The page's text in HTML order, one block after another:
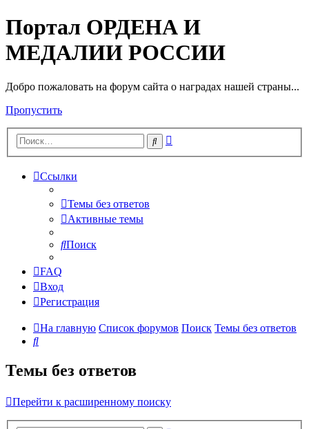
Портал ОРДЕНА И
МЕДАЛИИ РОССИИ
Добро пожаловать на форум сайта о наградах нашей страны...
Пропустить
Поиск
Ссылки
Темы без ответов
Активные темы
Поиск
FAQ
Вход
Регистрация
На главную Список форумов Поиск Темы без ответов
Поиск
Темы без ответов
Перейти к расширенному поиску